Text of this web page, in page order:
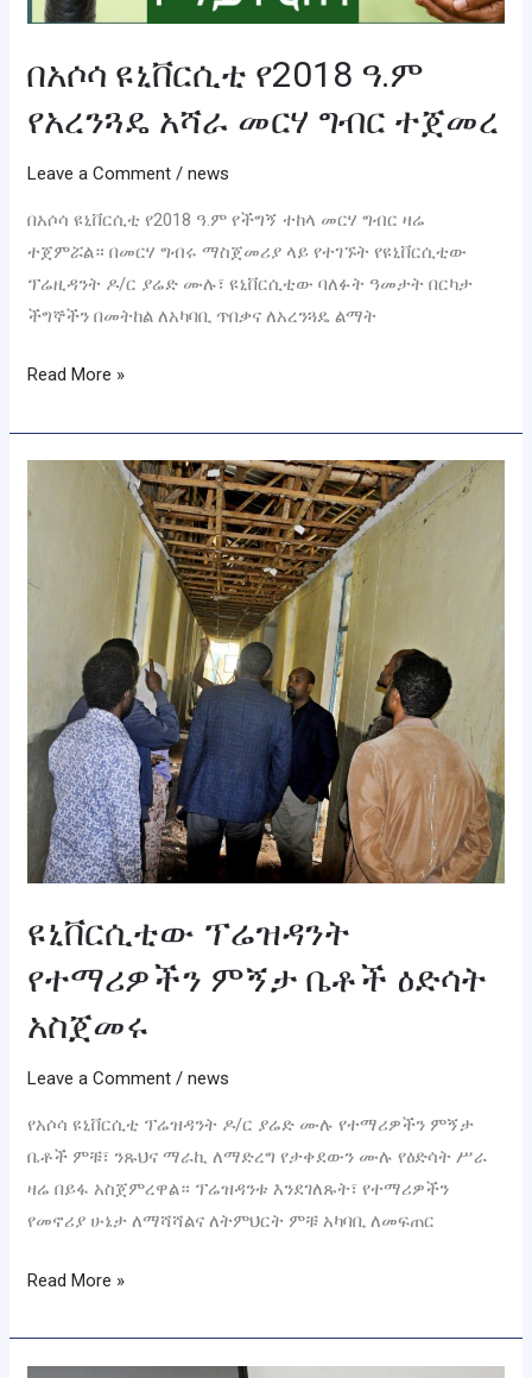
በአሶሳ ዩኒቨርሲቲ የ2018 ዓ.ም
የአረንጓዴ አሻራ መርሃ ግብር ተጀመረ
Leave a Comment /news
በአሶሳ ዩኒቨርሲቲ የ2018 ዓ.ም የችግኝ ተከላ መርሃ ግብር ዛሬ
ተጀምሯል። በመርሃ ግብሩ ማስጀመሪያ ላይ የተገኙት የዩኒቨርሲቲው
ፕሬዚዳንት ዶ/ር ያሬድ ሙሉ፣ ዩኒቨርሲቲው ባለፉት ዓመታት በርካታ
ችግኞችን በመትከል ለአካባቢ ጥበቃና ለአረንጓዴ ልማት
Read More »
ዩኒቨርሲቲው ፕሬዝዳንት
የተማሪዎችን ምኝታ ቤቶች ዕድሳት
አስጀመሩ
Leave a Comment /news
የአሶሳ ዩኒቨርሲቲ ፕሬዝዳንት ዶ/ር ያሬድ ሙሉ የተማሪዎችን ምኝታ
ቤቶች ምቹ፣ ንጹህና ማራኪ ለማድረግ የታቀደውን ሙሉ የዕድሳት ሥራ
ዛሬ በይፋ አስጀምረዋል። ፕሬዝዳንቱ እንደገለጹት፣ የተማሪዎችን
የመኖሪያ ሁኔታ ለማሻሻልና ለትምህርት ምቹ አካባቢ ለመፍጠር
ዩኒቨርሲቲው
ፕሬዝዳንት
አስጀመሩ
Read More »